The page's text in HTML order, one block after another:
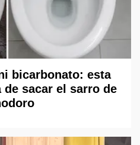
bicarbonato: esta
de sacar el sarro de